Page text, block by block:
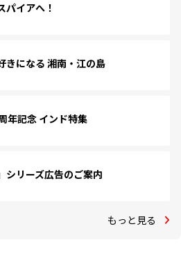
パイアへ！
きになる 湘南・江の島
年記念 インド特集
シリーズ広告のご案内
もっと見る